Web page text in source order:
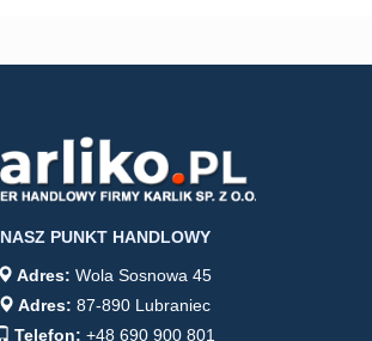
NASZ PUNKT HANDLOWY
Adres: Wola Sosnowa 45
Adres: 87-890 Lubraniec
Telefon: +48 690 900 801